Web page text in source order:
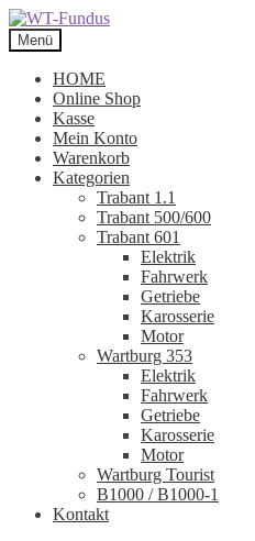
Zur
Navigation
springen
Zum
Inhalt
springen
Menü
HOME
Online Shop
Kasse
Mein Konto
Warenkorb
Kategorien
Trabant 1.1
Trabant 500/600
Trabant 601
Elektrik
Fahrwerk
Getriebe
Karosserie
Motor
Wartburg 353
Elektrik
Fahrwerk
Getriebe
Karosserie
Motor
Wartburg Tourist
B1000 / B1000-1
Kontakt